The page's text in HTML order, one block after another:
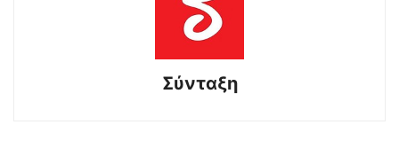
Σύνταξη